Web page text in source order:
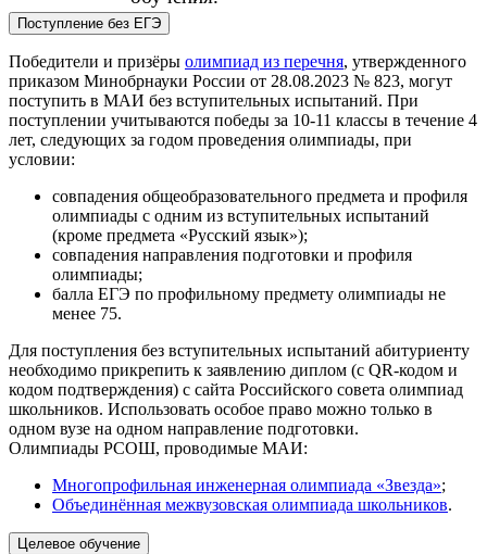
Поступление без ЕГЭ
Победители и призёры олимпиад из перечня, утвержденного
приказом Минобрнауки России от 28.08.2023 № 823, могут
поступить в МАИ без вступительных испытаний. При
поступлении учитываются победы за 10-11 классы в течение 4
лет, следующих за годом проведения олимпиады, при
условии:
совпадения общеобразовательного предмета и профиля
олимпиады с одним из вступительных испытаний
(кроме предмета «Русский язык»);
совпадения направления подготовки и профиля
олимпиады;
балла ЕГЭ по профильному предмету олимпиады не
менее 75.
Для поступления без вступительных испытаний абитуриенту
необходимо прикрепить к заявлению диплом (с QR-кодом и
кодом подтверждения) с сайта Российского совета олимпиад
школьников. Использовать особое право можно только в
одном вузе на одном направление подготовки.
Олимпиады РСОШ, проводимые МАИ:
Многопрофильная инженерная олимпиада «Звезда»;
Объединённая межвузовская олимпиада школьников.
Целевое обучение